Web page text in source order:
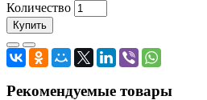
Количество
Купить
Рекомендуемые товары